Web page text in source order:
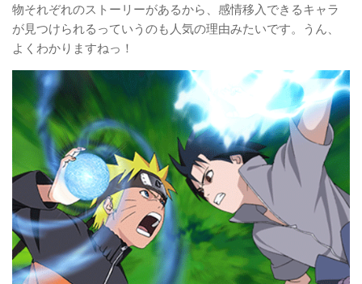
物それぞれのストーリーがあるから、感情移入できるキャラ
が見つけられるっていうのも人気の理由みたいです。うん、
よくわかりますねっ！